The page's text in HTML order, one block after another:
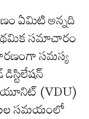
ఏమిటి అన్నది
సమాచారం
సమస్య
డిస్టిలేషన్
యూనిట్ (VDU)
సమయంలో